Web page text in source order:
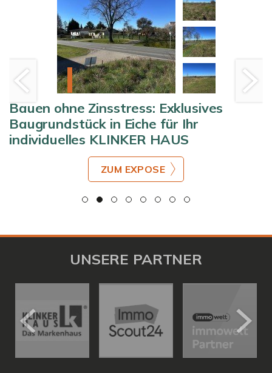
Bauen ohne Zinsstress: Exklusives
Baugrundstück in Eiche für Ihr
individuelles KLINKER HAUS
ZUM EXPOSE
UNSERE PARTNER